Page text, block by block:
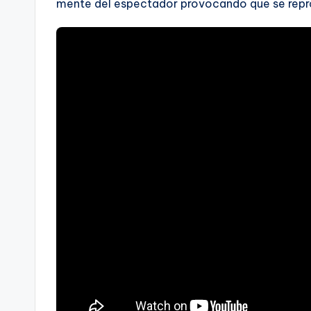
mente del espectador provocando que se